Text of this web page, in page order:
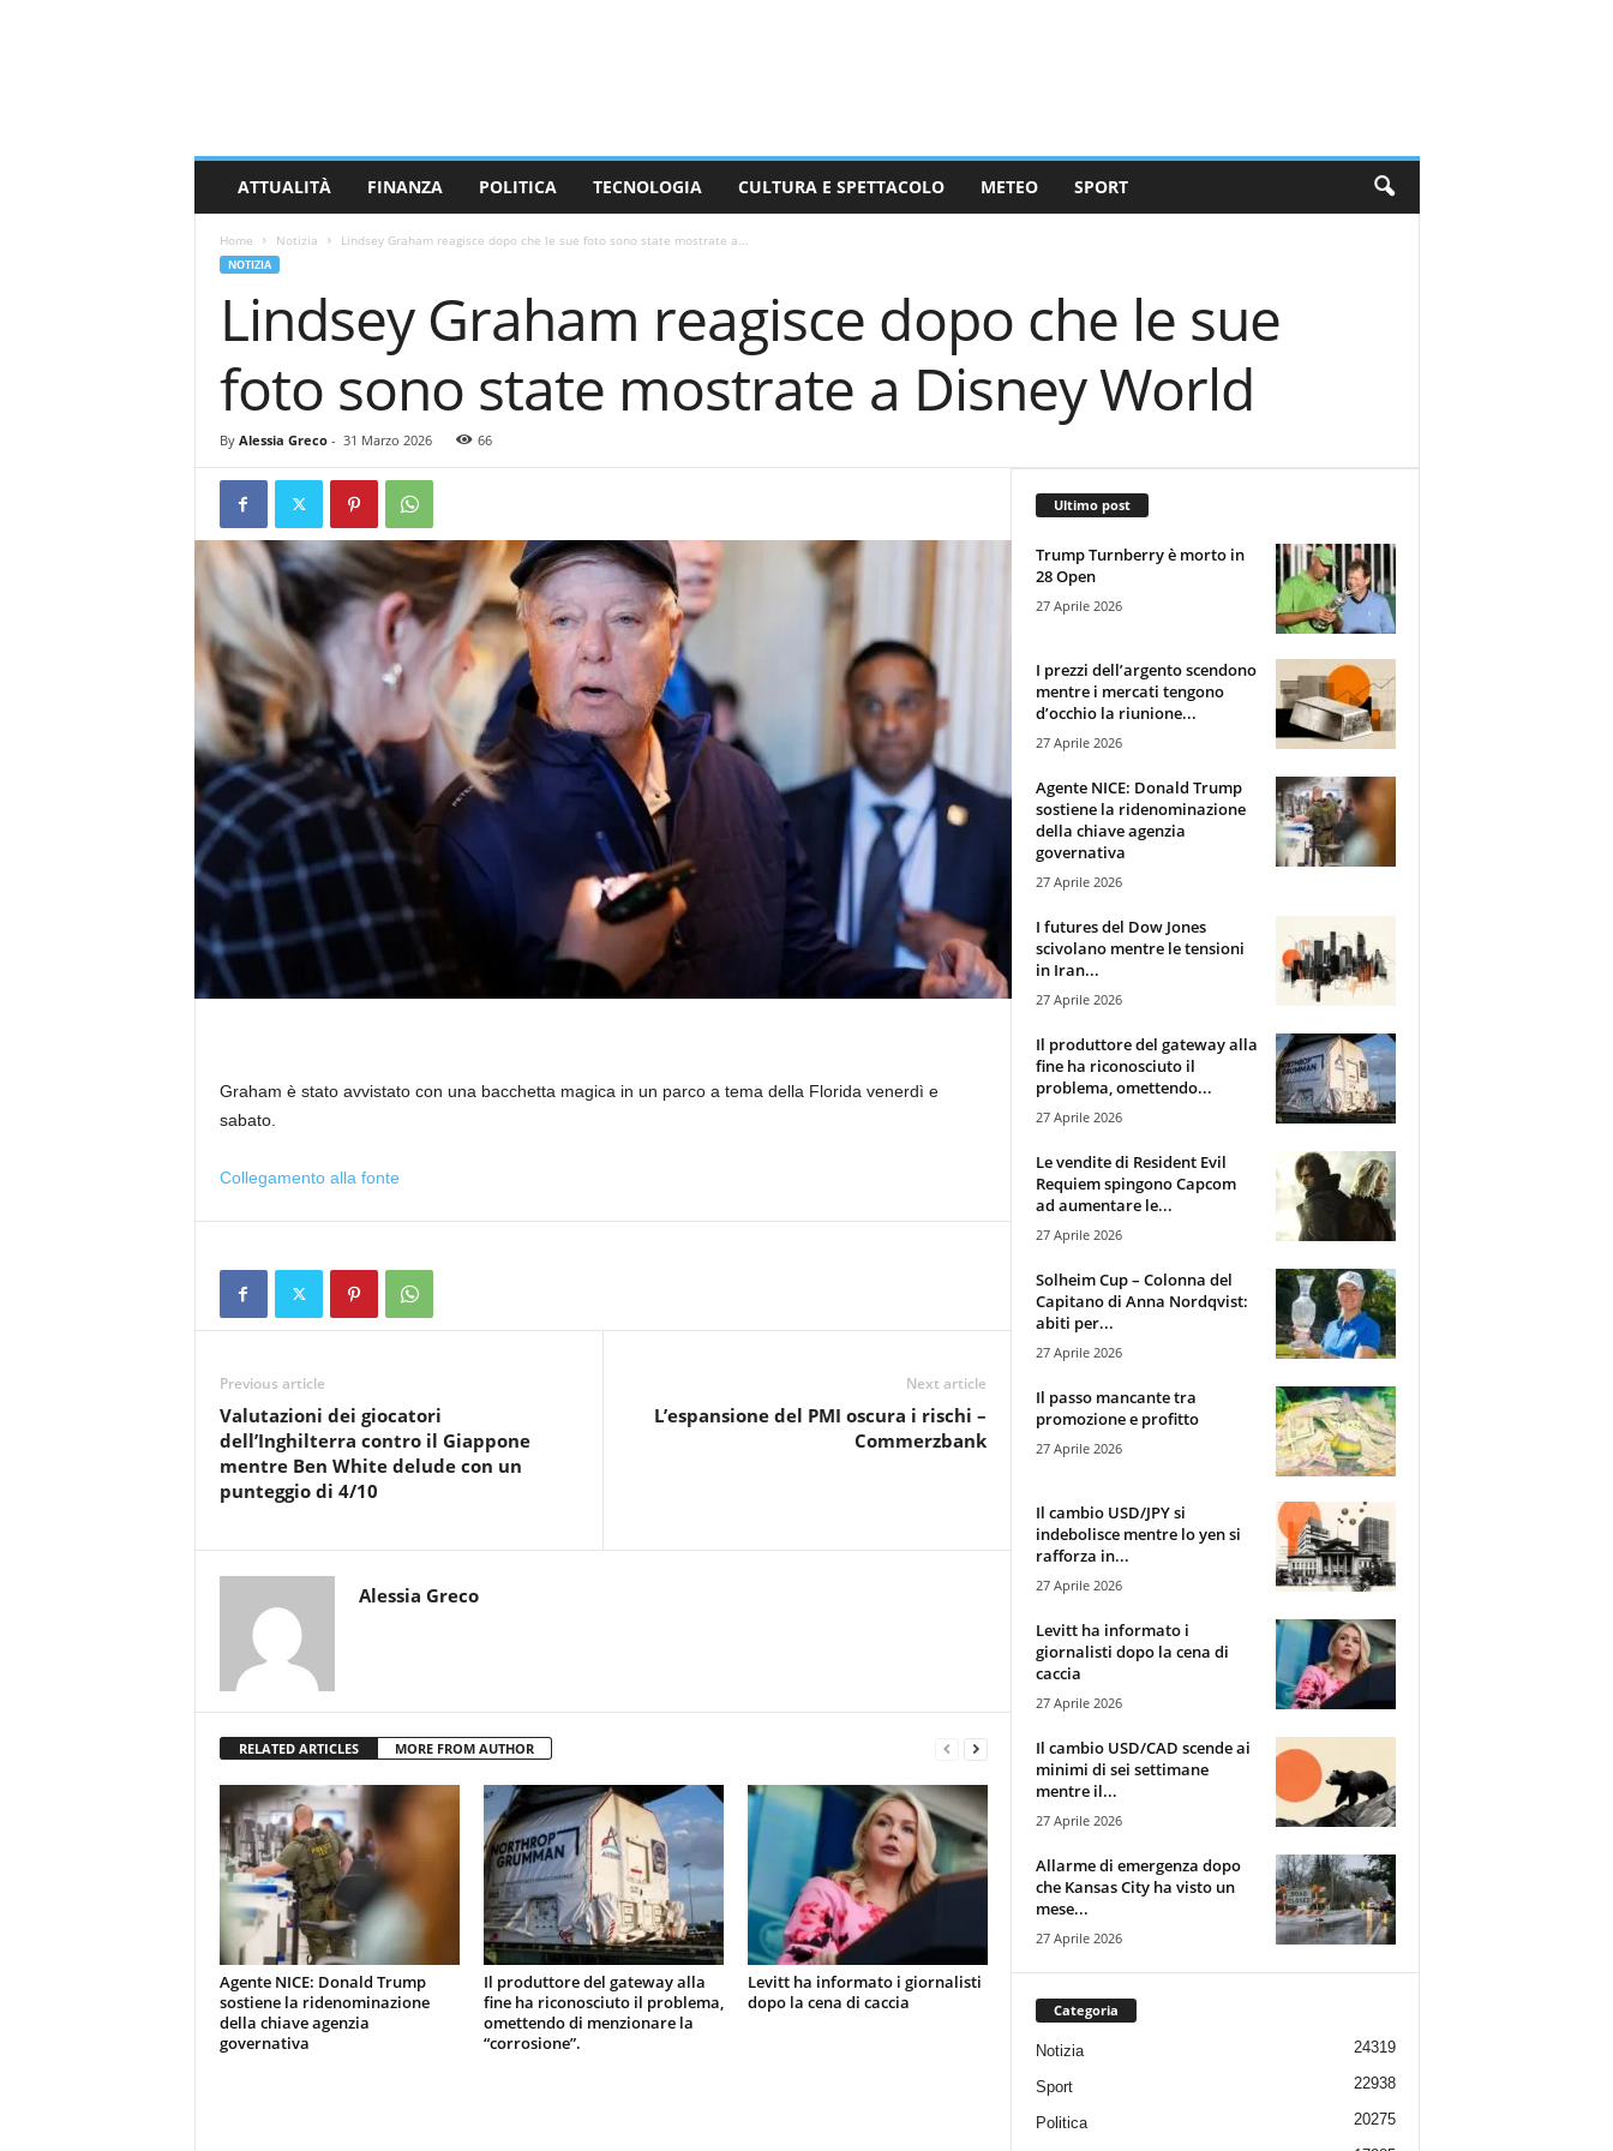
ATTUALITÀ FINANZA POLITICA TECNOLOGIA CULTURA E SPETTACOLO METEO SPORT
Home Notizia Lindsey Graham reagisce dopo che le sue foto sono state mostrate a...
NOTIZIA
Lindsey Graham reagisce dopo che le sue
foto sono state mostrate a Disney World
By Alessia Greco- 31 Marzo 2026 66
Graham è stato avvistato con una bacchetta magica in un parco a tema della Florida venerdì e
sabato.
Collegamento alla fonte
Previous article
Valutazioni dei giocatori
dell’Inghilterra contro il Giappone
mentre Ben White delude con un
punteggio di 4/10
Next article
L’espansione del PMI oscura i rischi –
Commerzbank
Alessia Greco
RELATED ARTICLES MORE FROM AUTHOR
Agente NICE: Donald Trump
sostiene la ridenominazione
della chiave agenzia
governativa
Il produttore del gateway alla
fine ha riconosciuto il problema,
omettendo di menzionare la
“corrosione”.
Levitt ha informato i giornalisti
dopo la cena di caccia
Ultimo post
Trump Turnberry è morto in
28 Open
27 Aprile 2026
I prezzi dell’argento scendono
mentre i mercati tengono
d’occhio la riunione...
27 Aprile 2026
Agente NICE: Donald Trump
sostiene la ridenominazione
della chiave agenzia
governativa
27 Aprile 2026
I futures del Dow Jones
scivolano mentre le tensioni
in Iran...
27 Aprile 2026
Il produttore del gateway alla
fine ha riconosciuto il
problema, omettendo...
27 Aprile 2026
Le vendite di Resident Evil
Requiem spingono Capcom
ad aumentare le...
27 Aprile 2026
Solheim Cup – Colonna del
Capitano di Anna Nordqvist:
abiti per...
27 Aprile 2026
Il passo mancante tra
promozione e profitto
27 Aprile 2026
Il cambio USD/JPY si
indebolisce mentre lo yen si
rafforza in...
27 Aprile 2026
Levitt ha informato i
giornalisti dopo la cena di
caccia
27 Aprile 2026
Il cambio USD/CAD scende ai
minimi di sei settimane
mentre il...
27 Aprile 2026
Allarme di emergenza dopo
che Kansas City ha visto un
mese...
27 Aprile 2026
Categoria
Notizia 24319
Sport 22938
Politica 20275